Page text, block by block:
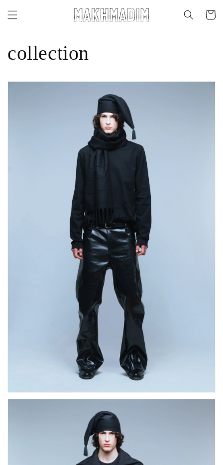
content
Cart
collection